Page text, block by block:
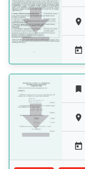
 




